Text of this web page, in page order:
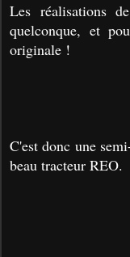
Les réalisations
quelconque, et
originale !
C'est donc une
beau tracteur REO.